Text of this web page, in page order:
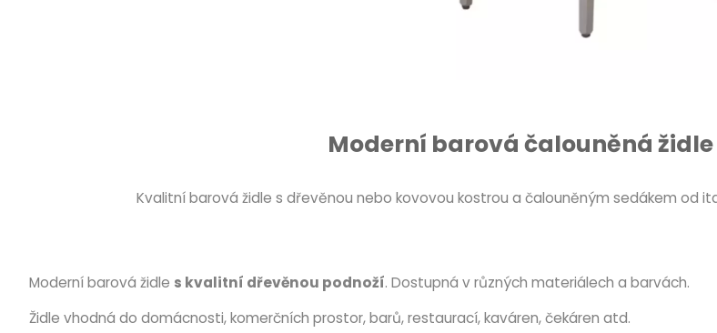
Moderní barová čalouněná židle
Kvalitní barová židle s dřevěnou nebo kovovou kostrou a čalouněným sedákem od
Moderní barová židle s kvalitní dřevěnou podnoží. Dostupná v různých materiálech a barvách.
Židle vhodná do domácnosti, komerčních prostor, barů, restaurací, kaváren, čekáren atd.